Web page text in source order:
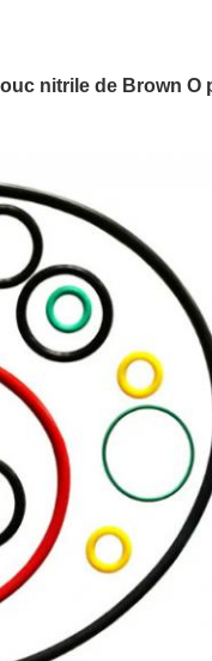
nitrile de Brown O